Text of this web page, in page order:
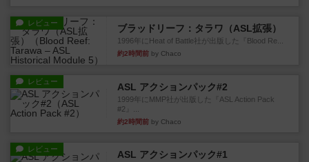
レビュー
ブラッドリーフ：タラワ（ASL拡張）
1996年にHeat of Battle社が出版した『Blood Re...
約2時間前 by Chaco
レビュー ASL アクションパック#2
1999年にMMP社が出版した『ASL Action Pack
#2』...
約2時間前 by Chaco
レビュー ASL アクションパック#1